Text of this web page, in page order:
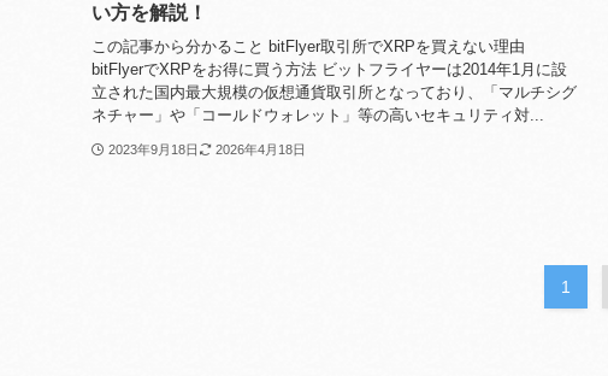
い方を解説！
この記事から分かること bitFlyer取引所でXRPを買えない理由
bitFlyerでXRPをお得に買う方法 ビットフライヤーは2014年1月に設
立された国内最大規模の仮想通貨取引所となっており、「マルチシグ
ネチャー」や「コールドウォレット」等の高いセキュリティ対...
2023年9月18日 2026年4月18日
1